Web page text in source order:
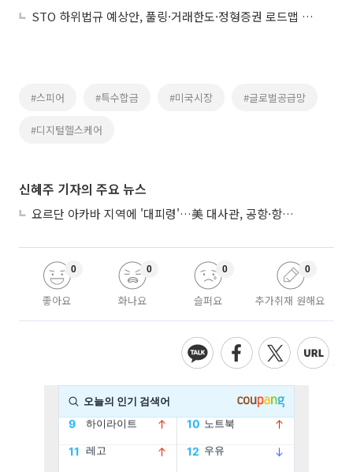
STO 하위법규 예상안, 풀링·거래한도·정형증권 로드맵 제시
#스피어 #특수합금 #미국시장 #글로벌공급망
#디지털헬스케어
신혜주 기자의 주요 뉴스
요르단 아카바 지역에 '대피령'…美 대사관, 공항·항구 접근 금지 권고
좋아요
0
화나요
0
슬퍼요
0
추가취재 원해요
0